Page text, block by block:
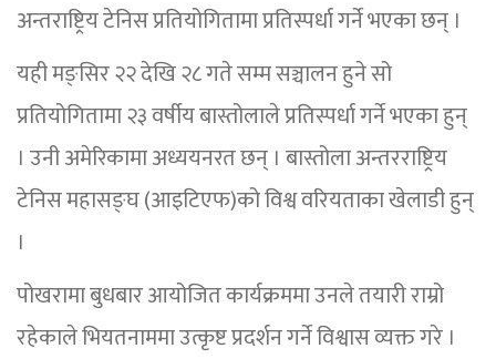
अन्तराष्ट्रिय टेनिस प्रतियोगितामा प्रतिस्पर्धा गर्ने भएका छन् ।
यही मङ्सिर २२ देखि २८ गते सम्म सञ्चालन हुने सो
प्रतियोगितामा २३ वर्षीय बास्तोलाले प्रतिस्पर्धा गर्ने भएका हुन्
। उनी अमेरिकामा अध्ययनरत छन् । बास्तोला अन्तरराष्ट्रिय
टेनिस महासङ्घ (आइटिएफ)को विश्व वरियताका खेलाडी हुन्
।
पोखरामा बुधबार आयोजित कार्यक्रममा उनले तयारी राम्रो
रहेकाले भियतनाममा उत्कृष्ट प्रदर्शन गर्ने विश्वास व्यक्त गरे ।